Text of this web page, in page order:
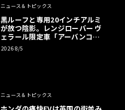
ニュース＆トピックス
黒ルーフと専用20インチアルミ
が放つ陰影。レンジローバー ヴ
ェラール限定車「アーバンコン
トラスト・エディション」登場
2026 8/5
ニュース＆トピックス